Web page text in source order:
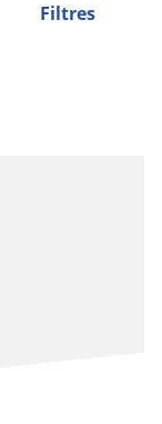
Filtres